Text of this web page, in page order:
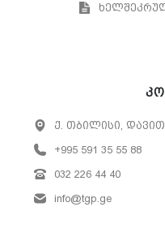
ქ. თბილისი, დავით
+995 591 35 55 88
032 226 44 40
info@tgp.ge